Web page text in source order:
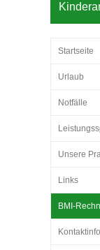
Startseite
Urlaub
Notfälle
Unsere
Links
BMI-